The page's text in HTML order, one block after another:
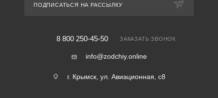
ПОДПИСАТЬСЯ НА РАССЫЛКУ
8 800 250-45-50 ЗАКАЗАТЬ ЗВОНОК
info@zodchiy.online
г. Крымск, ул. Авиационная, с8